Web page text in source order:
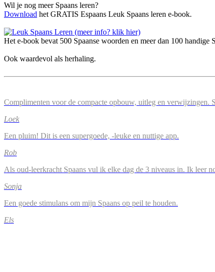
Wil je nog meer Spaans leren?
Download het GRATIS Espaans Leuk Spaans leren e-book.
Het e-book bevat 500 Spaanse woorden en meer dan 100 handige
Ook waardevol als herhaling.
Complimenten voor de compacte opbouw, uitleg en verwijzingen.
Loek
Een pluim! Dit is een supergoede, -leuke en nuttige app.
Rob
Als oud-leerkracht Spaans vul ik elke dag de 3 niveaus in. Ik leer
Sonja
Een goede stimulans om mijn Spaans op peil te houden.
Els